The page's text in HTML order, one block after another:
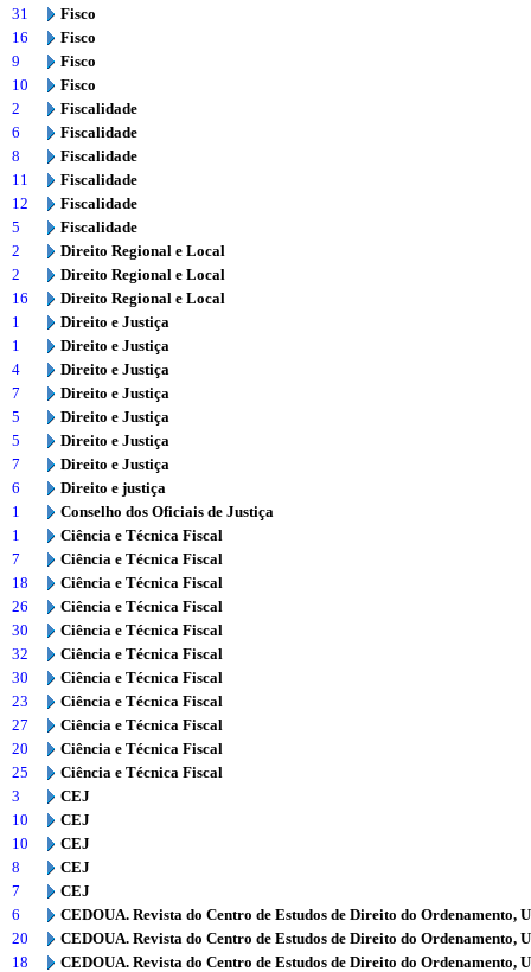
31
Fisco
16
Fisco
9
Fisco
10
Fisco
2
Fiscalidade
6
Fiscalidade
8
Fiscalidade
11
Fiscalidade
12
Fiscalidade
5
Fiscalidade
2
Direito Regional e Local
2
Direito Regional e Local
16
Direito Regional e Local
1
Direito e Justiça
1
Direito e Justiça
4
Direito e Justiça
7
Direito e Justiça
5
Direito e Justiça
5
Direito e Justiça
7
Direito e Justiça
6
Direito e justiça
1
Conselho dos Oficiais de Justiça
1
Ciência e Técnica Fiscal
7
Ciência e Técnica Fiscal
18
Ciência e Técnica Fiscal
26
Ciência e Técnica Fiscal
30
Ciência e Técnica Fiscal
32
Ciência e Técnica Fiscal
30
Ciência e Técnica Fiscal
23
Ciência e Técnica Fiscal
27
Ciência e Técnica Fiscal
20
Ciência e Técnica Fiscal
25
Ciência e Técnica Fiscal
3
CEJ
10
CEJ
10
CEJ
8
CEJ
7
CEJ
6
CEDOUA. Revista do Centro de Estudos de Direito do Ordenamento,
20
CEDOUA. Revista do Centro de Estudos de Direito do Ordenamento,
18
CEDOUA. Revista do Centro de Estudos de Direito do Ordenamento,